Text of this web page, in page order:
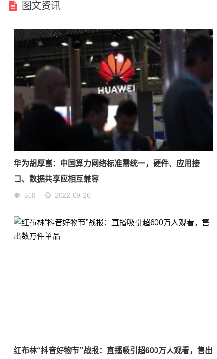
图文资讯
华为胡厚崑：中国算力网络标准需统一，硬件、应用接
口、数据共享应相互兼容
538 2022-09-26
红布林“抖音好物节”战报：直播吸引超600万人观看，售出